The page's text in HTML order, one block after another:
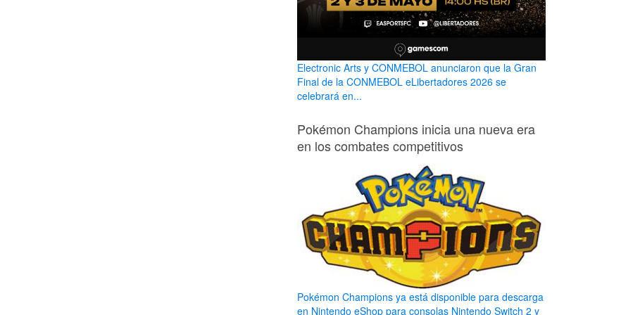
Electronic Arts y CONMEBOL anunciaron que la Gran
Final de la CONMEBOL eLibertadores 2026 se
celebrará en...
Pokémon Champions inicia una nueva era
en los combates competitivos
Pokémon Champions ya está disponible para descarga
en Nintendo eShop para consolas Nintendo Switch 2 y